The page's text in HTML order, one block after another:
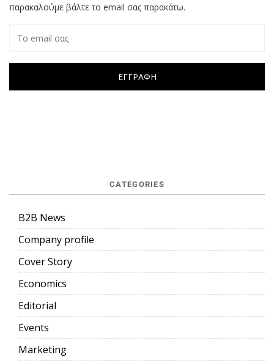
παρακαλούμε βάλτε το email σας παρακάτω.
CATEGORIES
B2B News
Company profile
Cover Story
Economics
Editorial
Events
Marketing